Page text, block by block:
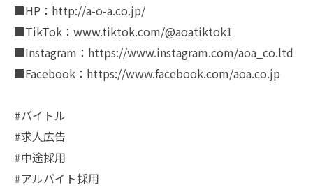
■HP：http://a-o-a.co.jp/
■TikTok：www.tiktok.com/@aoatiktok1
■Instagram：https://www.instagram.com/aoa_co.ltd
■Facebook：https://www.facebook.com/aoa.co.jp
#バイトル
#求人広告
#中途採用
#アルバイト採用